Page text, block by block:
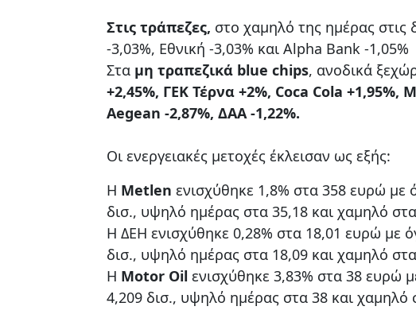
Στις τράπεζες, στο χαμηλό της ημέρας στις
-3,03%, Εθνική -3,03% και Alpha Bank -1,05%
Στα μη τραπεζικά blue chips, ανοδικά
+2,45%, ΓΕΚ Τέρνα +2%, Coca Cola
Aegean -2,87%, ΔΑΑ -1,22%.
Οι ενεργειακές μετοχές έκλεισαν ως εξής:
H Μetlen ενισχύθηκε 1,8% στα 358 ευρώ
δισ., υψηλό ημέρας στα 35,18 και χαμηλό
H ΔΕΗ ενισχύθηκε 0,28% στα 18,01 ευρώ με
δισ., υψηλό ημέρας στα 18,09 και χαμηλό
Η Motor Oil ενισχύθηκε 3,83% στα 38 ευρώ
4,209 δισ., υψηλό ημέρας στα 38 και χαμηλό